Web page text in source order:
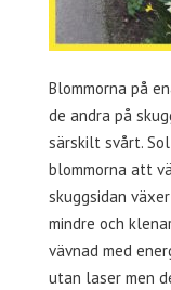
Blommorna på
de andra på
särskilt svårt.
blommorna att
skuggsidan
mindre och
vävnad med
utan laser men